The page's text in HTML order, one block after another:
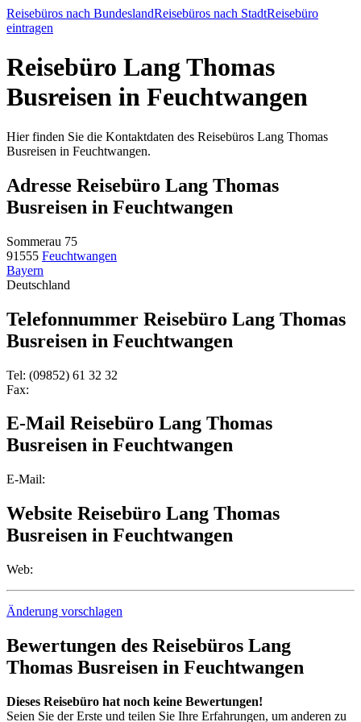
Reisebüros nach BundeslandReisebüros nach StadtReisebüro
eintragen
Reisebüro Lang Thomas
Busreisen in Feuchtwangen
Hier finden Sie die Kontaktdaten des Reisebüros Lang Thomas
Busreisen in Feuchtwangen.
Adresse Reisebüro Lang Thomas
Busreisen in Feuchtwangen
Sommerau 75
91555 Feuchtwangen
Bayern
Deutschland
Telefonnummer Reisebüro Lang Thomas
Busreisen in Feuchtwangen
Tel: (09852) 61 32 32
Fax:
E-Mail Reisebüro Lang Thomas
Busreisen in Feuchtwangen
E-Mail:
Website Reisebüro Lang Thomas
Busreisen in Feuchtwangen
Web:
Änderung vorschlagen
Bewertungen des Reisebüros Lang
Thomas Busreisen in Feuchtwangen
Dieses Reisebüro hat noch keine Bewertungen!
Seien Sie der Erste und teilen Sie Ihre Erfahrungen, um anderen zu